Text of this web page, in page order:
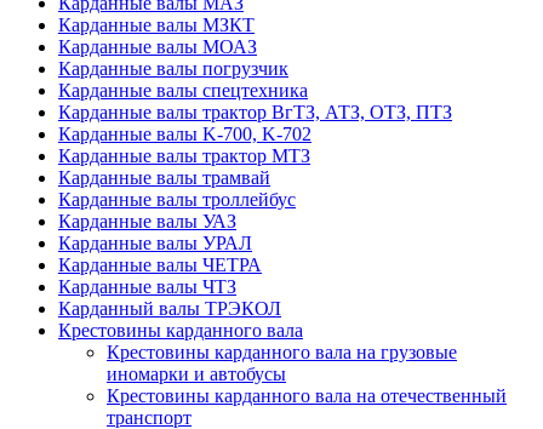
Карданные валы МЗКТ
Карданные валы МОАЗ
Карданные валы погрузчик
Карданные валы спецтехника
Карданные валы трактор ВгТЗ, АТЗ, ОТЗ, ПТЗ
Карданные валы K-700, K-702
Карданные валы трактор МТЗ
Карданные валы трамвай
Карданные валы троллейбус
Карданные валы УАЗ
Карданные валы УРАЛ
Карданные валы ЧЕТРА
Карданные валы ЧТЗ
Карданный валы ТРЭКОЛ
Крестовины карданного вала
Крестовины карданного вала на грузовые
иномарки и автобусы
Крестовины карданного вала на отечественный
транспорт